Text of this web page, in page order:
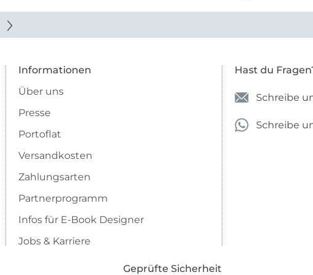
Informationen
Über uns
Presse
Portoflat
Versandkosten
Zahlungsarten
Partnerprogramm
Infos für E-Book Designer
Jobs & Karriere
Hast du
Schreibe
Schreibe
Geprüfte Sicherheit